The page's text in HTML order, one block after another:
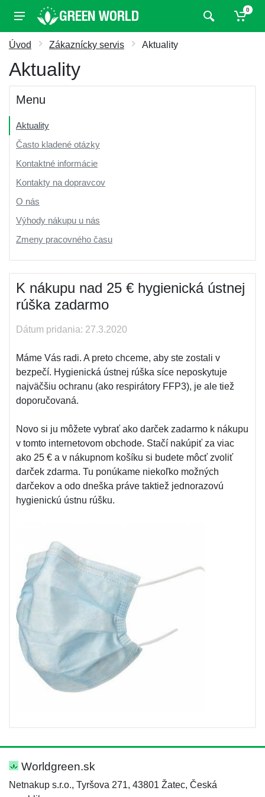
0
Úvod Zákaznícky servis Aktuality
Aktuality
Menu
Aktuality
Často kladené otázky
Kontaktné informácie
Kontakty na dopravcov
O nás
Výhody nákupu u nás
Zmeny pracovného času
K nákupu nad 25 € hygienická ústnej
rúška zadarmo
Dátum pridania: 27.3.2020
Máme Vás radi. A preto chceme, aby ste zostali v
bezpečí. Hygienická ústnej rúška síce neposkytuje
najväčšiu ochranu (ako respirátory FFP3), je ale tiež
doporučovaná.
Novo si ju môžete vybrať ako darček zadarmo k nákupu
v tomto internetovom obchode. Stačí nakúpiť za viac
ako 25 € a v nákupnom košíku si budete môcť zvoliť
darček zdarma. Tu ponúkame niekoľko možných
darčekov a odo dneška práve taktiež jednorazovú
hygienickú ústnu rúšku.
Worldgreen.sk
Netnakup s.r.o., Tyršova 271, 43801 Žatec, Česká